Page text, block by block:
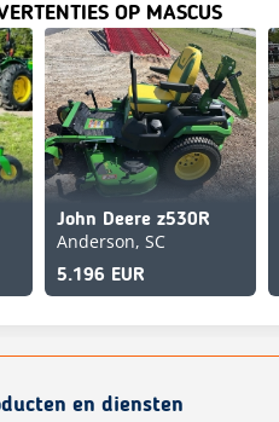
OP MASCUS
John Deere z530R
Anderson, SC
5.196 EUR
en diensten